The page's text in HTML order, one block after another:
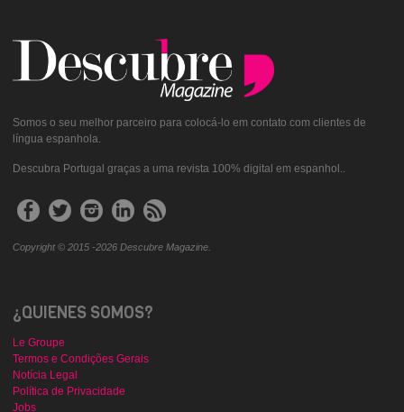
Somos o seu melhor parceiro para colocá-lo em contato com clientes de
língua espanhola.
Descubra Portugal graças a uma revista 100% digital em espanhol..
Copyright © 2015 -2026 Descubre Magazine.
¿QUIENES SOMOS?
Le Groupe
Termos e Condições Gerais
Notícia Legal
Política de Privacidade
Jobs